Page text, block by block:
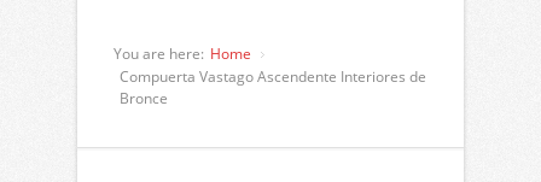
You are here: Home
Compuerta Vastago Ascendente Interiores de
Bronce